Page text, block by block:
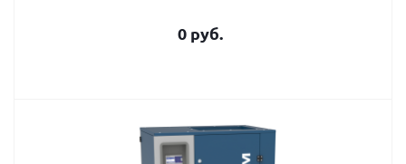
0 руб.